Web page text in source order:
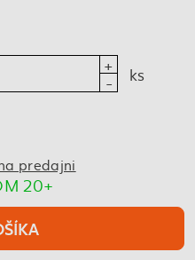
ks
predajni
20+